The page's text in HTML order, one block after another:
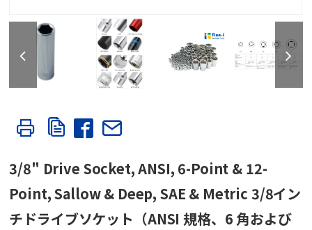
3/8" Drive Socket, ANSI, 6-Point & 12-
Point, Sallow & Deep, SAE & Metric 3/8イン
チドライブソケット（ANSI 規格、6 角および